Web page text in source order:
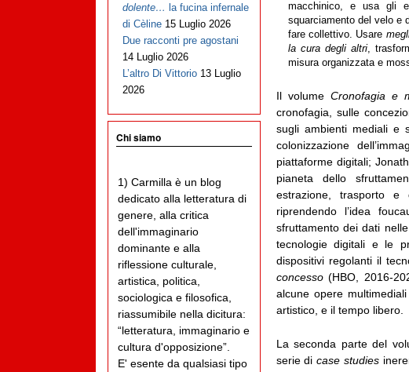
macchinico, e usa gli
squarciamento del velo e
fare collettivo. Usare
la cura degli altri,
misura organizzata e
Il volume Cronofagia e
cronofagia, sulle
sugli ambienti mediali e
colonizzazione
piattaforme digitali;
pianeta dello
estrazione, trasporto e
riprendendo l’idea
sfruttamento dei dati
tecnologie digitali e le
dispositivi regolanti il
concesso(HBO, 2016-
alcune opere
artistico, e il tempo libero.
La seconda parte del
serie di case studies
dolente… la fucina infernale
di Cèline 15 Luglio 2026
Due racconti pre agostani
14 Luglio 2026
L’altro Di Vittorio 13 Luglio
2026
Chi siamo
1) Carmilla è un blog
dedicato alla letteratura di
genere, alla critica
dell'immaginario
dominante e alla
riflessione culturale,
artistica, politica,
sociologica e filosofica,
riassumibile nella dicitura:
“letteratura, immaginario e
cultura d'opposizione”.
E' esente da qualsiasi tipo